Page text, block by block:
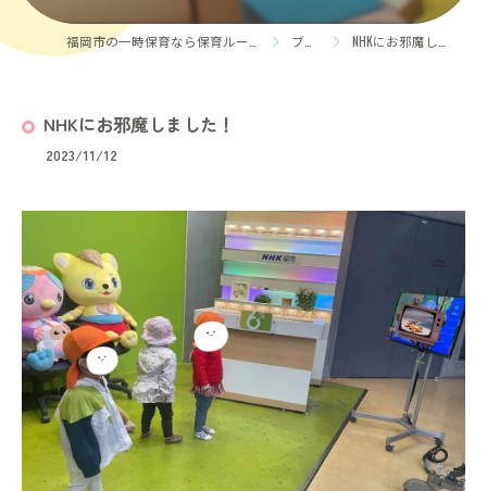
ブログ NHKにお邪魔しました！
NHKにお邪魔しました！
2023/11/12